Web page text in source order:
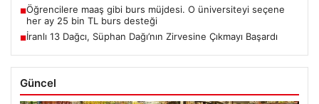
■Öğrencilere maaş gibi burs müjdesi. O üniversiteyi seçene
her ay 25 bin TL burs desteği
■İranlı 13 Dağcı, Süphan Dağı’nın Zirvesine Çıkmayı Başardı
Güncel